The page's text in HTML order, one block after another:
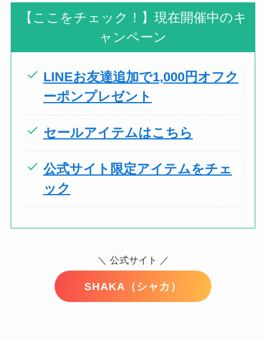
【ここをチェック！】現在開催中のキ
ャンペーン
LINEお友達追加で1,000円オフク
ーポンプレゼント
セールアイテムはこちら
公式サイト限定アイテムをチェ
ック
＼ 公式サイト ／
SHAKA（シャカ）